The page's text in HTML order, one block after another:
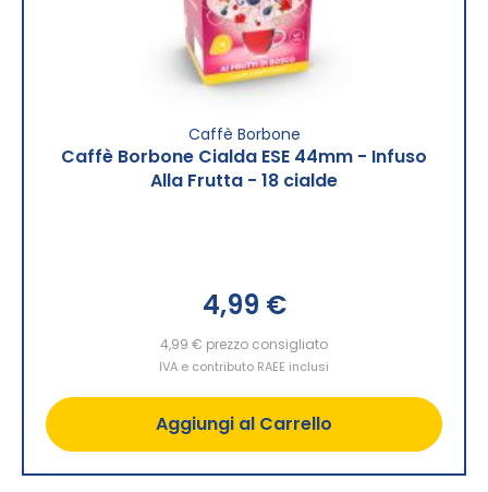
Caffè Borbone
Caffè Borbone Cialda ESE 44mm - Infuso
Alla Frutta - 18 cialde
4,99 €
4,99 € prezzo consigliato
IVA e contributo RAEE inclusi
Aggiungi al Carrello